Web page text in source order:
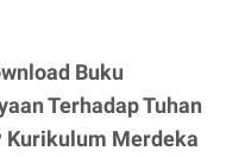
Buku
Terhadap Tuhan
Kurikulum Merdeka